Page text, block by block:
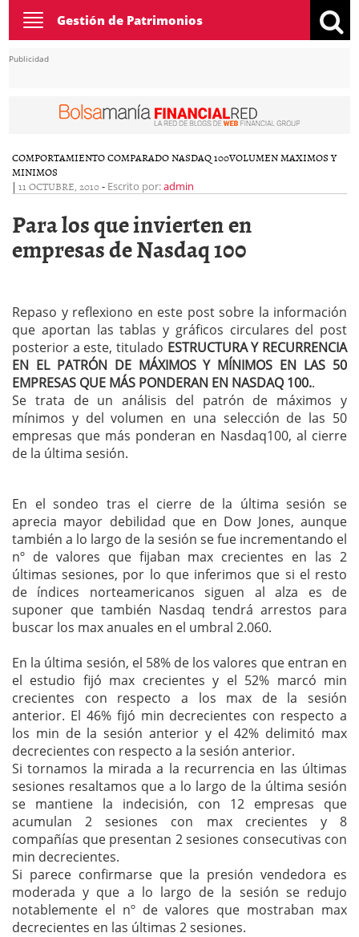
Toggle
navigation
Gestión de Patrimonios
Publicidad
COMPORTAMIENTO COMPARADO NASDAQ 100VOLUMEN MAXIMOS Y
MINIMOS
| 11 OCTUBRE, 2010- Escrito por:admin
Para los que invierten en
empresas de Nasdaq 100
Repaso y reflexiono en este post sobre la información
que aportan las tablas y gráficos circulares del post
posterior a este, titulado ESTRUCTURA Y RECURRENCIA
EN EL PATRÓN DE MÁXIMOS Y MÍNIMOS EN LAS 50
EMPRESAS QUE MÁS PONDERAN EN NASDAQ 100..
Se trata de un análisis del patrón de máximos y
mínimos y del volumen en una selección de las 50
empresas que más ponderan en Nasdaq100, al cierre
de la última sesión.
En el sondeo tras el cierre de la última sesión se
aprecia mayor debilidad que en Dow Jones, aunque
también a lo largo de la sesión se fue incrementando el
nº de valores que fijaban max crecientes en las 2
últimas sesiones, por lo que inferimos que si el resto
de índices norteamericanos siguen al alza es de
suponer que también Nasdaq tendrá arrestos para
buscar los max anuales en el umbral 2.060.
En la última sesión, el 58% de los valores que entran en
el estudio fijó max crecientes y el 52% marcó min
crecientes con respecto a los max de la sesión
anterior. El 46% fijó min decrecientes con respecto a
los min de la sesión anterior y el 42% delimitó max
decrecientes con respecto a la sesión anterior.
Si tornamos la mirada a la recurrencia en las últimas
sesiones resaltamos que a lo largo de la última sesión
se mantiene la indecisión, con 12 empresas que
acumulan 2 sesiones con max crecientes y 8
compañías que presentan 2 sesiones consecutivas con
min decrecientes.
Si parece confirmarse que la presión vendedora es
moderada y que a lo largo de la sesión se redujo
notablemente el nº de valores que mostraban max
decrecientes en las últimas 2 sesiones.